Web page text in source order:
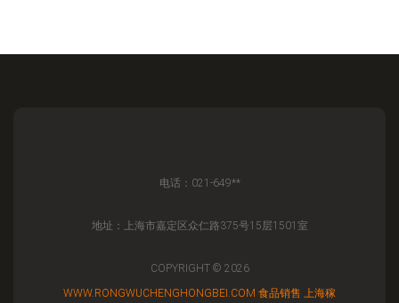
电话：021-649**
地址：上海市嘉定区众仁路375号15层1501室
COPYRIGHT © 2026
WWW.RONGWUCHENGHONGBEI.COM 食品销售 上海稼